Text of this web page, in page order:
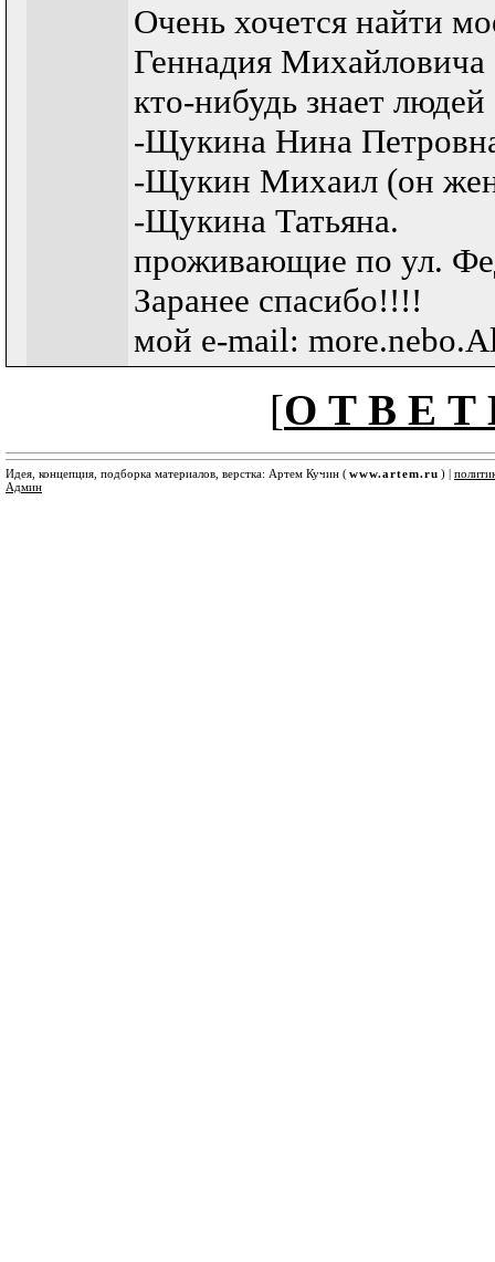
Очень хочется найти
Геннадия
кто-нибудь знает
-Щукина Нина
-Щукин Михаил (он
-Щукина Татьяна.
проживающие по ул.
Заранее спасибо!!!!
мой e-mail:
[О Т В Е Т
Идея, концепция, подборка материалов, верстка: Артем Кучин (www.artem.ru ) |
Админ